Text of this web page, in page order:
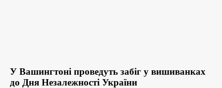
У Вашингтоні проведуть забіг у вишиванках
до Дня Незалежності України